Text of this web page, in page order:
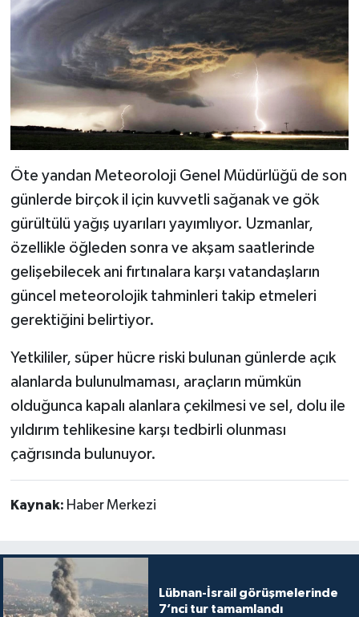
Öte yandan Meteoroloji Genel Müdürlüğü de son
günlerde birçok il için kuvvetli sağanak ve gök
gürültülü yağış uyarıları yayımlıyor. Uzmanlar,
özellikle öğleden sonra ve akşam saatlerinde
gelişebilecek ani fırtınalara karşı vatandaşların
güncel meteorolojik tahminleri takip etmeleri
gerektiğini belirtiyor.
Yetkililer, süper hücre riski bulunan günlerde açık
alanlarda bulunulmaması, araçların mümkün
olduğunca kapalı alanlara çekilmesi ve sel, dolu ile
yıldırım tehlikesine karşı tedbirli olunması
çağrısında bulunuyor.
Kaynak: Haber Merkezi
Lübnan-İsrail görüşmelerinde
7’nci tur tamamlandı